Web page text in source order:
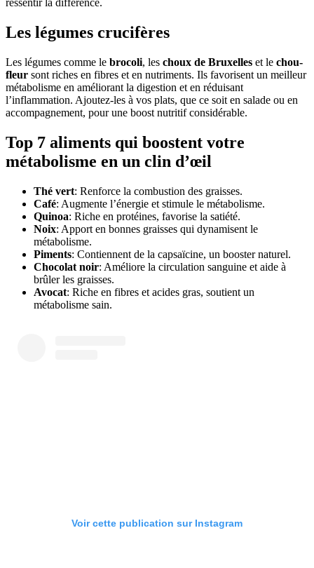
ressentir la différence.
Les légumes crucifères
Les légumes comme le brocoli, les choux de Bruxelles et le chou-
fleur sont riches en fibres et en nutriments. Ils favorisent un meilleur
métabolisme en améliorant la digestion et en réduisant
l’inflammation. Ajoutez-les à vos plats, que ce soit en salade ou en
accompagnement, pour une boost nutritif considérable.
Top 7 aliments qui boostent votre
métabolisme en un clin d’œil
Thé vert: Renforce la combustion des graisses.
Café: Augmente l’énergie et stimule le métabolisme.
Quinoa: Riche en protéines, favorise la satiété.
Noix: Apport en bonnes graisses qui dynamisent le
métabolisme.
Piments: Contiennent de la capsaïcine, un booster naturel.
Chocolat noir: Améliore la circulation sanguine et aide à
brûler les graisses.
Avocat: Riche en fibres et acides gras, soutient un
métabolisme sain.
Voir cette publication sur Instagram